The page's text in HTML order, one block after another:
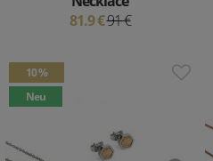
81.9 €91 €
10 %
Neu